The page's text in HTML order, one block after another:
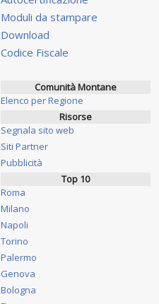
Moduli da stampare
Download
Codice Fiscale
Comunità Montane
Elenco per Regione
Risorse
Segnala sito web
Siti Partner
Pubblicità
Top 10
Roma
Milano
Napoli
Torino
Palermo
Genova
Bologna